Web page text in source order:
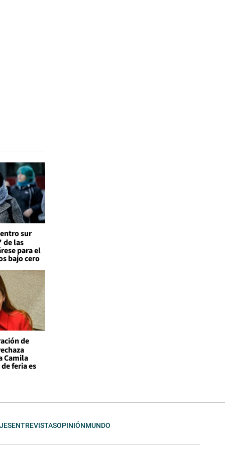
sur
de las
para el
bajo cero
de
Camila
feria es
ENTREVISTASOPINIÓNMUNDO